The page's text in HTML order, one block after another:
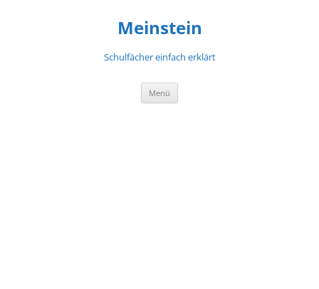
Meinstein
Schulfächer einfach erklärt
Menü